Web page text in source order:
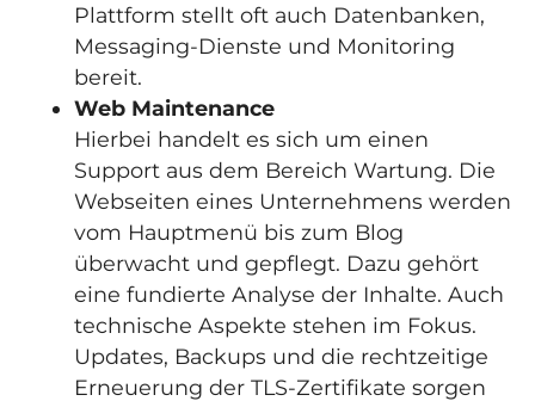
Plattform stellt oft auch Datenbanken,
Messaging-Dienste und Monitoring
bereit.
Web Maintenance
Hierbei handelt es sich um einen
Support aus dem Bereich Wartung. Die
Webseiten eines Unternehmens werden
vom Hauptmenü bis zum Blog
überwacht und gepflegt. Dazu gehört
eine fundierte Analyse der Inhalte. Auch
technische Aspekte stehen im Fokus.
Updates, Backups und die rechtzeitige
Erneuerung der TLS-Zertifikate sorgen